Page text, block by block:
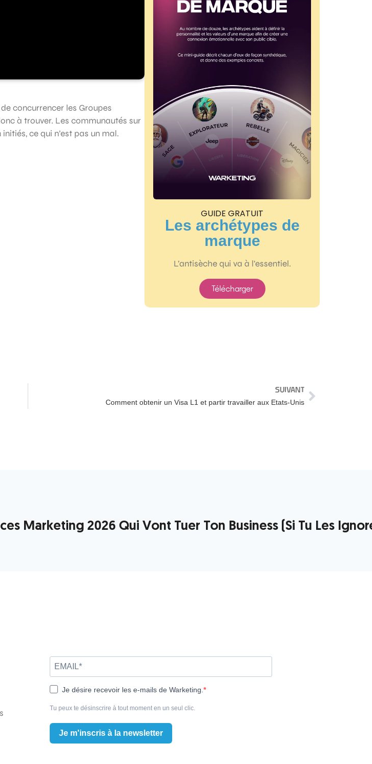
concurrencer les Groupes
à trouver. Les communautés sur
ce qui n’est pas un mal.
GUIDE GRATUIT
Les archétypes de
marque
L’antisèche qui va à l’essentiel.
Télécharger
SUIVANT
Comment obtenir un Visa L1 et partir travailler aux Etats-Unis
Marketing 2026 Qui Vont Tuer Ton Business (Si Tu Les
Je désire recevoir les e-mails de Warketing.
Tu peux te désinscrire à tout moment en un seul clic.
Je m'inscris à la newsletter